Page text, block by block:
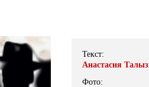
Текст:
Анастасия
Фото: